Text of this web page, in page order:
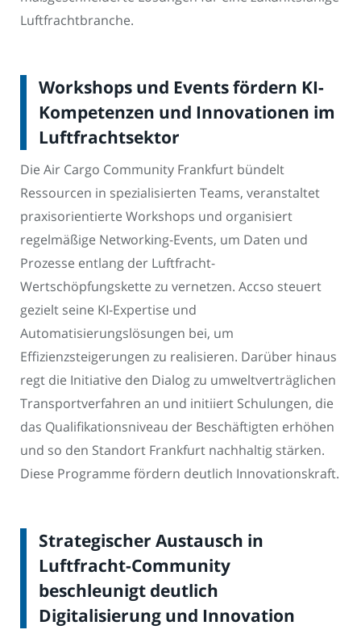
Luftfrachtbranche.
Workshops und Events fördern KI-
Kompetenzen und Innovationen im
Luftfrachtsektor
Die Air Cargo Community Frankfurt bündelt
Ressourcen in spezialisierten Teams, veranstaltet
praxisorientierte Workshops und organisiert
regelmäßige Networking-Events, um Daten und
Prozesse entlang der Luftfracht-
Wertschöpfungskette zu vernetzen. Accso steuert
gezielt seine KI-Expertise und
Automatisierungslösungen bei, um
Effizienzsteigerungen zu realisieren. Darüber hinaus
regt die Initiative den Dialog zu umweltverträglichen
Transportverfahren an und initiiert Schulungen, die
das Qualifikationsniveau der Beschäftigten erhöhen
und so den Standort Frankfurt nachhaltig stärken.
Diese Programme fördern deutlich Innovationskraft.
Strategischer Austausch in
Luftfracht-Community
beschleunigt deutlich
Digitalisierung und Innovation